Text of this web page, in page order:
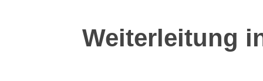
Weiterleitung